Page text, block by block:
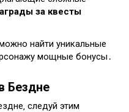
за квесты
найти уникальные
мощные бонусы․
Бездне
следуй этим